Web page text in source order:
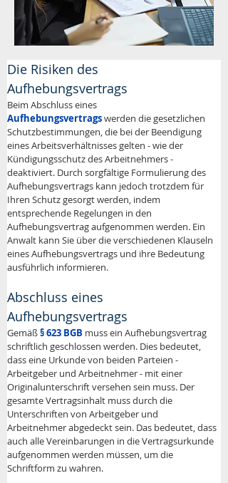
Die Risiken des
Aufhebungsvertrags
Beim Abschluss eines
Aufhebungsvertragswerden die gesetzlichen
Schutzbestimmungen, die bei der Beendigung
eines Arbeitsverhältnisses gelten - wie der
Kündigungsschutz des Arbeitnehmers -
deaktiviert. Durch sorgfältige Formulierung des
Aufhebungsvertrags kann jedoch trotzdem für
Ihren Schutz gesorgt werden, indem
entsprechende Regelungen in den
Aufhebungsvertrag aufgenommen werden. Ein
Anwalt kann Sie über die verschiedenen Klauseln
eines Aufhebungsvertrags und ihre Bedeutung
ausführlich informieren.
Abschluss eines
Aufhebungsvertrags
Gemäß § 623 BGB muss ein Aufhebungsvertrag
schriftlich geschlossen werden. Dies bedeutet,
dass eine Urkunde von beiden Parteien -
Arbeitgeber und Arbeitnehmer - mit einer
Originalunterschrift versehen sein muss. Der
gesamte Vertragsinhalt muss durch die
Unterschriften von Arbeitgeber und
Arbeitnehmer abgedeckt sein. Das bedeutet, dass
auch alle Vereinbarungen in die Vertragsurkunde
aufgenommen werden müssen, um die
Schriftform zu wahren.